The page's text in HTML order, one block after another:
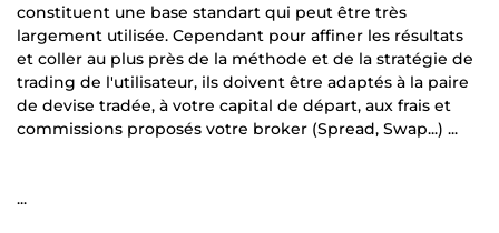
constituent une base standart qui peut être très
largement utilisée. Cependant pour affiner les résultats
et coller au plus près de la méthode et de la stratégie de
trading de l'utilisateur, ils doivent être adaptés à la paire
de devise tradée, à votre capital de départ, aux frais et
commissions proposés votre broker (Spread, Swap...) ...
...